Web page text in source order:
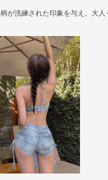
が洗練された印象を与え、大人